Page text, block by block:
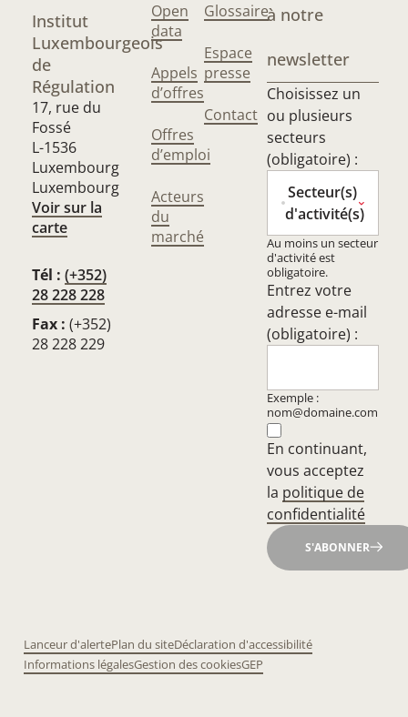
Institut
Luxembourgeois
de
Régulation
17, rue du
Fossé
L-1536
Luxembourg
Luxembourg
Voir sur la
carte
Tél : (+352)
28 228 228
Fax : (+352)
28 228 229
Open
data
Appels
d’offres
Offres
d’emploi
Acteurs
du
marché
Glossaire
Espace
presse
Contact
à notre
newsletter
Choisissez un
ou plusieurs
secteurs
(obligatoire) :
Secteur(s)
d'activité(s)
Au moins un secteur
d'activité est
obligatoire.
Entrez votre
adresse e-mail
(obligatoire) :
Exemple :
nom@domaine.com
En continuant,
vous acceptez
la politique de
confidentialité
S'ABONNER
Lanceur d'alertePlan du siteDéclaration d'accessibilité
Informations légalesGestion des cookiesGEP